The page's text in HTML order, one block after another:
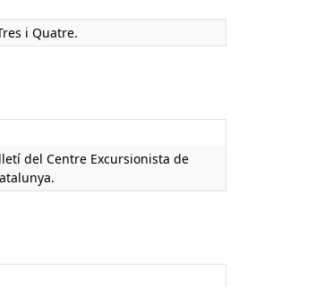
i Quatre.
del Centre Excursionista de